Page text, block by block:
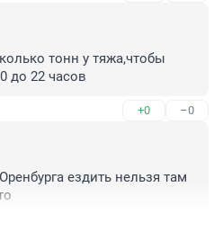
тонн у тяжа,чтобы
до 22 часов
+0 –0
ездить нельзя там